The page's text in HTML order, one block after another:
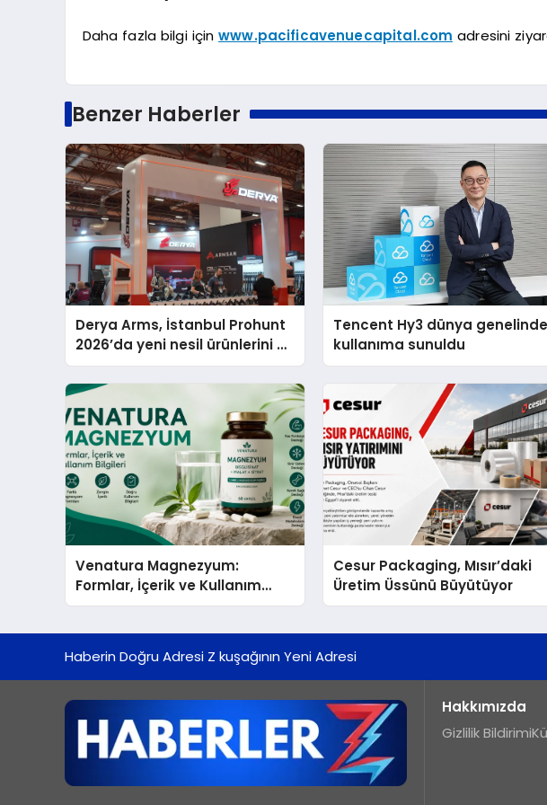
Daha fazla bilgi içinwww.pacificavenuecapital.com adresini
Benzer Haberler
Derya Arms, İstanbul Prohunt
2026’da yeni nesil ürünlerini ve
global marka vizyonunu
sergiledi
Tencent Hy3 dünya genelinde
kullanıma sunuldu
Venatura Magnezyum:
Formlar, İçerik ve Kullanım
Bilgileri
Cesur Packaging, Mısır’daki
Üretim Üssünü Büyütüyor
Haberin Doğru Adresi Z kuşağının Yeni Adresi
Hakkımızda
Gizlilik Bildirimi